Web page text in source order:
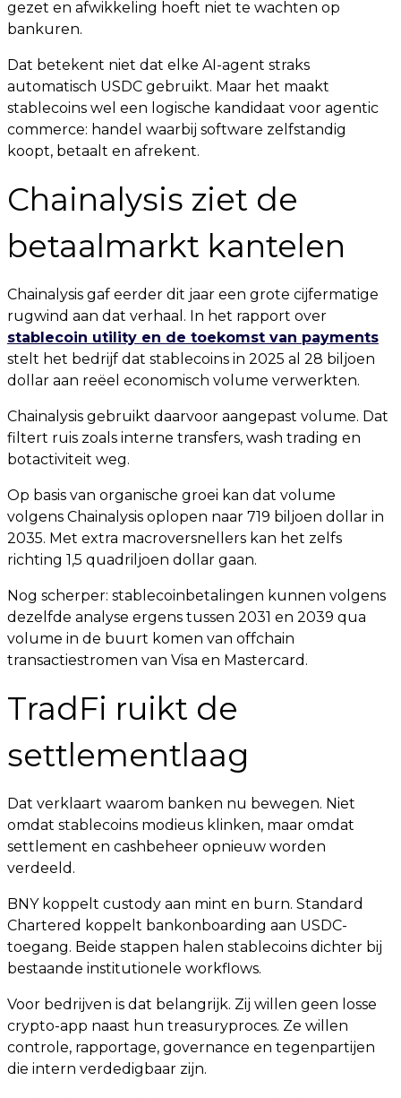
gezet en afwikkeling hoeft niet te wachten op
bankuren.
Dat betekent niet dat elke AI-agent straks
automatisch USDC gebruikt. Maar het maakt
stablecoins wel een logische kandidaat voor agentic
commerce: handel waarbij software zelfstandig
koopt, betaalt en afrekent.
Chainalysis ziet de
betaalmarkt kantelen
Chainalysis gaf eerder dit jaar een grote cijfermatige
rugwind aan dat verhaal. In het rapport over
stablecoin utility en de toekomst van payments
stelt het bedrijf dat stablecoins in 2025 al 28 biljoen
dollar aan reëel economisch volume verwerkten.
Chainalysis gebruikt daarvoor aangepast volume. Dat
filtert ruis zoals interne transfers, wash trading en
botactiviteit weg.
Op basis van organische groei kan dat volume
volgens Chainalysis oplopen naar 719 biljoen dollar in
2035. Met extra macroversnellers kan het zelfs
richting 1,5 quadriljoen dollar gaan.
Nog scherper: stablecoinbetalingen kunnen volgens
dezelfde analyse ergens tussen 2031 en 2039 qua
volume in de buurt komen van offchain
transactiestromen van Visa en Mastercard.
TradFi ruikt de
settlementlaag
Dat verklaart waarom banken nu bewegen. Niet
omdat stablecoins modieus klinken, maar omdat
settlement en cashbeheer opnieuw worden
verdeeld.
BNY koppelt custody aan mint en burn. Standard
Chartered koppelt bankonboarding aan USDC-
toegang. Beide stappen halen stablecoins dichter bij
bestaande institutionele workflows.
Voor bedrijven is dat belangrijk. Zij willen geen losse
crypto-app naast hun treasuryproces. Ze willen
controle, rapportage, governance en tegenpartijen
die intern verdedigbaar zijn.